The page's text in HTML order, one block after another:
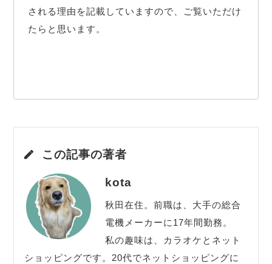
される理由を記載していますので、ご覧いただけ
たらと思います。
この記事の著者
kota
秋田在住。前職は、大手の総合
電機メーカーに17年間勤務。
私の趣味は、カラオケとネット
ショッピングです。20代でネットショッピングに